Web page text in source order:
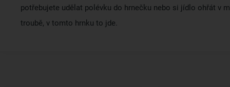
potřebujete udělat polévku do hrnečku nebo si jídlo ohřát v
troubě, v tomto hrnku to jde.